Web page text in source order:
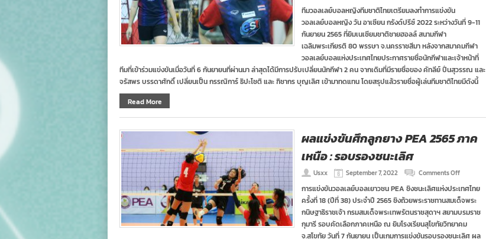
ไทย
นัก
ตบ
ก่อน
ทำ
กรัง
ปรีซ์
2022
ทีมวอลเลย์​บอลหญิงทีมชาติไทยเตรียมลงทำการแข่งขัน
วอลเลย์บอลหญิง วัน อาเซียน กรังด์ปรีซ์ 2022 ระหว่างวันที่ 9-11
กันยายน 2565 ที่ยิมเนเซียมชาติชายฮอลล์ สนามกีฬา
เฉลิมพระเกียรติ 80 พรรษา จ.นครราชสีมา หลังจากสมาคมกีฬา
วอลเลย์บอลแห่งประเทศไทยประกาศรายชื่อนักกีฬาและเจ้าหน้าที่
ทีมที่เข้าร่วมแข่งขันเมื่อวันที่ 6 กันยายนที่ผ่านมา ล่าสุดได้มีการปรับเปลี่ยนนักกีฬา 2 คน จากเดิมที่มีรายชื่อของ คัทลีย์ ปิ่นสุวรรณ และ
จรัสพร บรรดาศักดิ์ เปลี่ยนเป็น กรรณิการ์ ธิปะโชติ และ ฑิชากร บุญเลิศ เข้ามาทดแทน โดยสรุปแล้วรายชื่อผู้เล่นทีมชาติไทยมีดังนี้
Read More
ผลแข่งขันศึกลูกยาง PEA 2565 ภาค
เหนือ : รอบรองชนะเลิศ
Usxx September 7, 2022 Comments Offon
แข่งขัน
ศึก
ลูก
PEA
การแข่งขันวอลเลย์บอลเยาวชน PEA ชิงชนะเลิศแห่งประเทศไทย
ครั้งที่ 18 (ปีที่ 38) ประจำปี 2565 ชิงถ้วยพระราชทานสมเด็จพระ
กนิษฐาธิราชเจ้า กรมสมเด็จพระเทพรัตนราชสุดาฯ สยามบรมราช
กุมารี รอบคัดเลือกภาคเหนือ ณ ยิมโรงเรียนสุโขทัยวิทยาคม
จ.สุโขทัย วันที่ 7 กันยายน เป็นเกมการแข่งขันรอบรองชนะเลิศ ผล